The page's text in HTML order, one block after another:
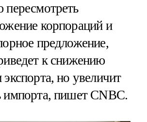
пересмотреть
корпораций и
предложение,
к снижению
но увеличит
импорта, пишет CNBC.